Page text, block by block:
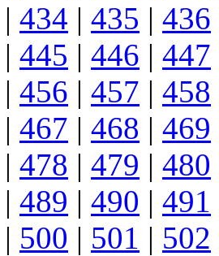
| 434 | 435 | 436
| 445 | 446 | 447
| 456 | 457 | 458
| 467 | 468 | 469
| 478 | 479 | 480
| 489 | 490 | 491
| 500 | 501 | 502